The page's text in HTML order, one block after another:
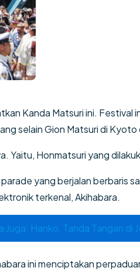
Kanda Matsuri ini.
selain Gion Matsuri di Kyoto
Honmatsuri yang
yang berjalan berbaris
terkenal, Akihabara.
Juga: Hanko, Tanda Tangan di
ini menciptakan